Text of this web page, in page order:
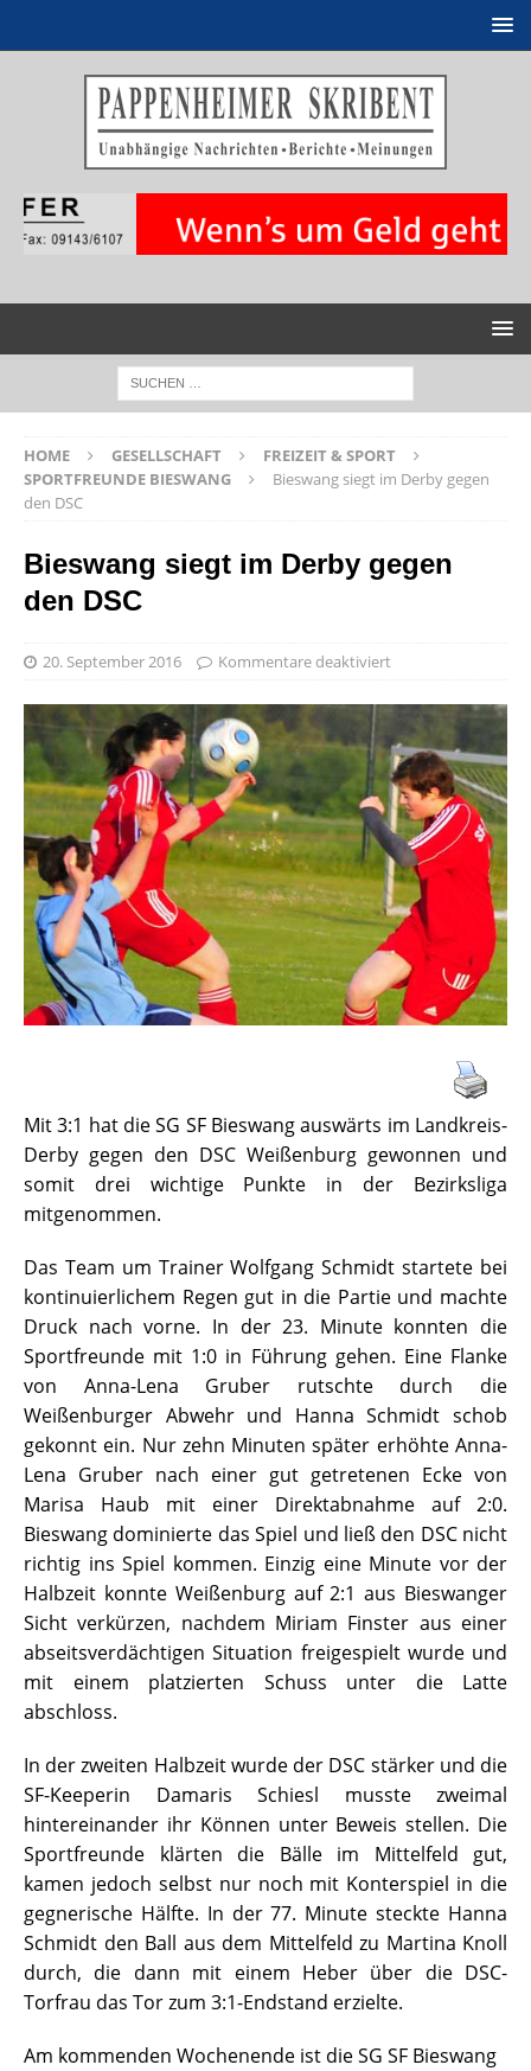
HOME GESELLSCHAFT
FREIZEIT & SPORT
SPORTFREUNDE BIESWANG
Bieswang siegt im Derby gegen
den DSC
Bieswang siegt im Derby gegen
den DSC
20. September 2016 Kommentare deaktiviert
Mit 3:1 hat die SG SF Bieswang auswärts im Landkreis-
Derby gegen den DSC Weißenburg gewonnen und
somit drei wichtige Punkte in der Bezirksliga
mitgenommen.
Das Team um Trainer Wolfgang Schmidt startete bei
kontinuierlichem Regen gut in die Partie und machte
Druck nach vorne. In der 23. Minute konnten die
Sportfreunde mit 1:0 in Führung gehen. Eine Flanke
von Anna-Lena Gruber rutschte durch die
Weißenburger Abwehr und Hanna Schmidt schob
gekonnt ein. Nur zehn Minuten später erhöhte Anna-
Lena Gruber nach einer gut getretenen Ecke von
Marisa Haub mit einer Direktabnahme auf 2:0.
Bieswang dominierte das Spiel und ließ den DSC nicht
richtig ins Spiel kommen. Einzig eine Minute vor der
Halbzeit konnte Weißenburg auf 2:1 aus Bieswanger
Sicht verkürzen, nachdem Miriam Finster aus einer
abseitsverdächtigen Situation freigespielt wurde und
mit einem platzierten Schuss unter die Latte
abschloss.
In der zweiten Halbzeit wurde der DSC stärker und die
SF-Keeperin Damaris Schiesl musste zweimal
hintereinander ihr Können unter Beweis stellen. Die
Sportfreunde klärten die Bälle im Mittelfeld gut,
kamen jedoch selbst nur noch mit Konterspiel in die
gegnerische Hälfte. In der 77. Minute steckte Hanna
Schmidt den Ball aus dem Mittelfeld zu Martina Knoll
durch, die dann mit einem Heber über die DSC-
Torfrau das Tor zum 3:1-Endstand erzielte.
Am kommenden Wochenende ist die SG SF Bieswang